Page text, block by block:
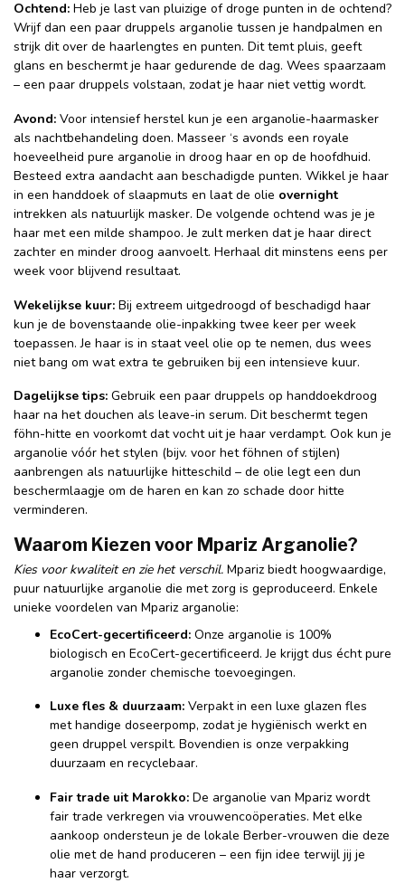
Ochtend: Heb je last van pluizige of droge punten in de ochtend?
Wrijf dan een paar druppels arganolie tussen je handpalmen en
strijk dit over de haarlengtes en punten. Dit temt pluis, geeft
glans en beschermt je haar gedurende de dag. Wees spaarzaam
– een paar druppels volstaan, zodat je haar niet vettig wordt.
Avond: Voor intensief herstel kun je een arganolie-haarmasker
als nachtbehandeling doen. Masseer ‘s avonds een royale
hoeveelheid pure arganolie in droog haar en op de hoofdhuid.
Besteed extra aandacht aan beschadigde punten. Wikkel je haar
in een handdoek of slaapmuts en laat de olie overnight
intrekken als natuurlijk masker. De volgende ochtend was je je
haar met een milde shampoo. Je zult merken dat je haar direct
zachter en minder droog aanvoelt. Herhaal dit minstens eens per
week voor blijvend resultaat.
Wekelijkse kuur: Bij extreem uitgedroogd of beschadigd haar
kun je de bovenstaande olie-inpakking twee keer per week
toepassen. Je haar is in staat veel olie op te nemen, dus wees
niet bang om wat extra te gebruiken bij een intensieve kuur.
Dagelijkse tips: Gebruik een paar druppels op handdoekdroog
haar na het douchen als leave-in serum. Dit beschermt tegen
föhn-hitte en voorkomt dat vocht uit je haar verdampt. Ook kun je
arganolie vóór het stylen (bijv. voor het föhnen of stijlen)
aanbrengen als natuurlijke hitteschild – de olie legt een dun
beschermlaagje om de haren en kan zo schade door hitte
verminderen.
Waarom Kiezen voor Mpariz Arganolie?
Kies voor kwaliteit en zie het verschil. Mpariz biedt hoogwaardige,
puur natuurlijke arganolie die met zorg is geproduceerd. Enkele
unieke voordelen van Mpariz arganolie:
EcoCert-gecertificeerd: Onze arganolie is 100%
biologisch en EcoCert-gecertificeerd. Je krijgt dus écht pure
arganolie zonder chemische toevoegingen.
Luxe fles & duurzaam: Verpakt in een luxe glazen fles
met handige doseerpomp, zodat je hygiënisch werkt en
geen druppel verspilt. Bovendien is onze verpakking
duurzaam en recyclebaar.
Fair trade uit Marokko: De arganolie van Mpariz wordt
fair trade verkregen via vrouwencoöperaties. Met elke
aankoop ondersteun je de lokale Berber-vrouwen die deze
olie met de hand produceren – een fijn idee terwijl jij je
haar verzorgt.